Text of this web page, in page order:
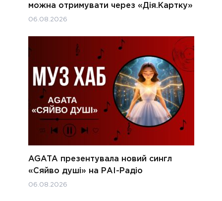
можна отримувати через «Дія.Картку»
06.08.2026
AGATA презентувала новий сингл
«Сяйво душі» на РАІ-Радіо
06.08.2026